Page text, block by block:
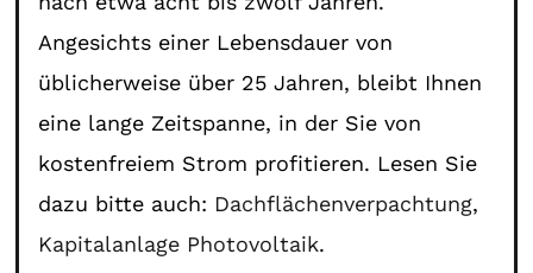
Angesichts einer Lebensdauer von
üblicherweise über 25 Jahren, bleibt Ihnen
eine lange Zeitspanne, in der Sie von
kostenfreiem Strom profitieren. Lesen Sie
dazu bitte auch: Dachflächenverpachtung,
Kapitalanlage Photovoltaik.